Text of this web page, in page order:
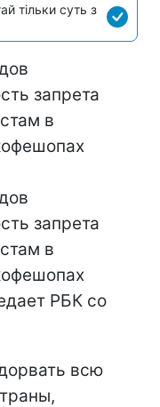
тільки суть з
запрета
в
запрета
в
РБК со
всю